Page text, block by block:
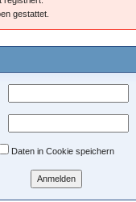
gestattet.
Daten in Cookie speichern